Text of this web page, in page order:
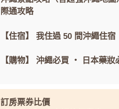
際通攻略
【住宿】 我住過 50 間沖繩住宿
【購物】 沖繩必買 ・ 日本藥妝
訂房票券比價